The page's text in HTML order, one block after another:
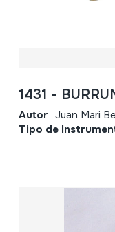
1431 -
Autor Juan Mari
Tipo de